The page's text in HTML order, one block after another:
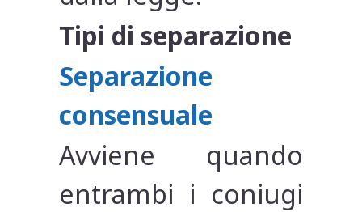
Tipi di separazione
Separazione
consensuale
Avviene quando
entrambi i coniugi